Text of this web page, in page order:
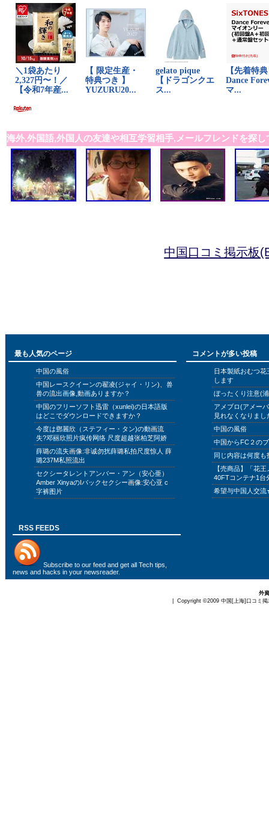
海外,外国語,外国人の友達や相互学習相手,メールフレンドを探し
中国口コミ掲示板
最も人気のページ
中国の風俗
中国レースクイーンの翟凌(ジャイ・リン)、兽
兽の流出画像,動画ありますか？
中国のフリーソフト迅雷（xunlei)の日本語版
はどこでダウンロードできますか？
今度は鄧麗欣（ステフィー・タン)の動画流
失?邓丽欣照片疯传网络 尺度超越张柏芝阿娇
薛璐の流失画像:非诚勿扰薛璐私拍尺度惊人 薛
璐237M私照流出
セクシータレントアンバー・アン（安心亜）
Amber XinyaのIバックセクシー画像:安心亚 c
字裤图片
コメントが多い投稿
日本製紙おむつ
します
ぼったくり注意(
アメブロ(アメー
見れなくなりまし
中国の風俗
中国からFC２の
同じ内容は何度
【売商品】「花
40FTコンテナ1台
希望与中国人交
RSS FEEDS
Subscribe to our feed and get all Tech tips,
news and hacks in your newsreader.
外
| Copyright ©2009 中国[上海]口コミ掲